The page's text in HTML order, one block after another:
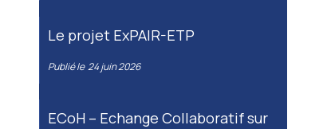
Le projet ExPAIR-ETP
Publié le 24 juin 2026
ECoH – Echange Collaboratif sur